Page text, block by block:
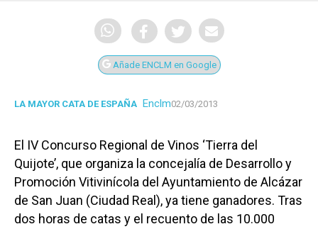
Añade ENCLM en Google
LA MAYOR CATA DE ESPAÑA Enclm02/03/2013
El IV Concurso Regional de Vinos ‘Tierra del
Quijote’, que organiza la concejalía de Desarrollo y
Promoción Vitivinícola del Ayuntamiento de Alcázar
de San Juan (Ciudad Real), ya tiene ganadores. Tras
dos horas de catas y el recuento de las 10.000